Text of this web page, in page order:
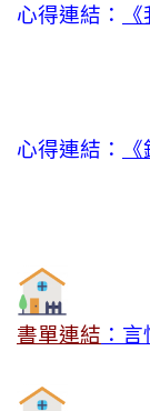
心得連結：
心得連結：
書單連結 ：